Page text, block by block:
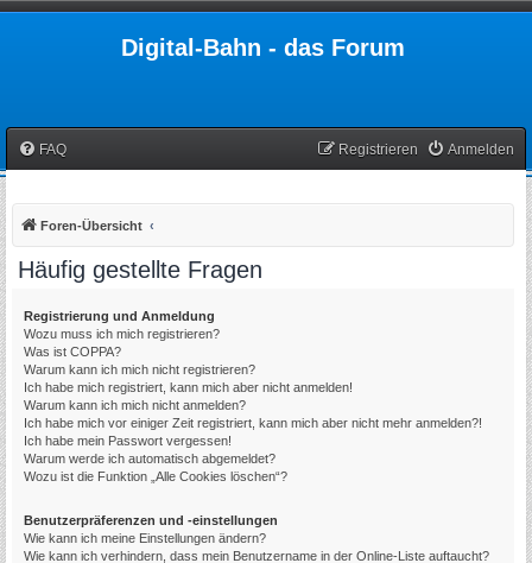
Digital-Bahn - das Forum
FAQ Anmelden
Registrieren
Foren-Übersicht
Häufig gestellte Fragen
Registrierung und Anmeldung
Wozu muss ich mich registrieren?
Was ist COPPA?
Warum kann ich mich nicht registrieren?
Ich habe mich registriert, kann mich aber nicht anmelden!
Warum kann ich mich nicht anmelden?
Ich habe mich vor einiger Zeit registriert, kann mich aber nicht mehr anmelden?!
Ich habe mein Passwort vergessen!
Warum werde ich automatisch abgemeldet?
Wozu ist die Funktion „Alle Cookies löschen“?
Benutzerpräferenzen und -einstellungen
Wie kann ich meine Einstellungen ändern?
Wie kann ich verhindern, dass mein Benutzername in der Online-Liste auftaucht?